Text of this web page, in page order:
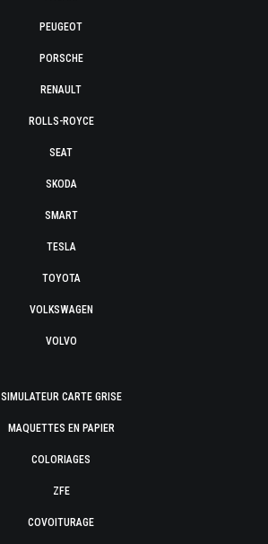
PEUGEOT
PORSCHE
RENAULT
ROLLS-ROYCE
SEAT
SKODA
SMART
TESLA
TOYOTA
VOLKSWAGEN
VOLVO
SIMULATEUR CARTE GRISE
MAQUETTES EN PAPIER
COLORIAGES
ZFE
COVOITURAGE